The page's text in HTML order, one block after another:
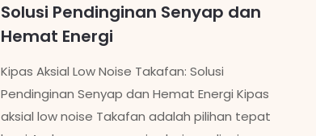
Solusi Pendinginan Senyap dan
Hemat Energi
Kipas Aksial Low Noise Takafan: Solusi
Pendinginan Senyap dan Hemat Energi Kipas
aksial low noise Takafan adalah pilihan tepat